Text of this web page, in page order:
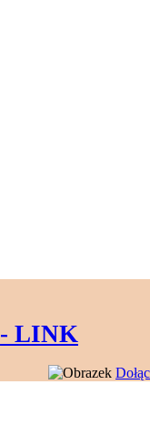
- LINK